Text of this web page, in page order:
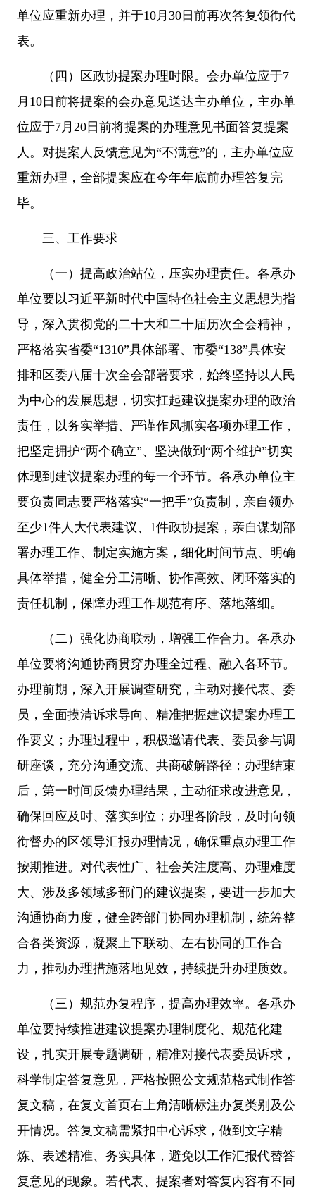
单位应重新办理，并于10月30日前再次答复领衔代
表。
（四）区政协提案办理时限。会办单位应于7
月10日前将提案的会办意见送达主办单位，主办单
位应于7月20日前将提案的办理意见书面答复提案
人。对提案人反馈意见为“不满意”的，主办单位应
重新办理，全部提案应在今年年底前办理答复完
毕。
三、工作要求
（一）提高政治站位，压实办理责任。各承办
单位要以习近平新时代中国特色社会主义思想为指
导，深入贯彻党的二十大和二十届历次全会精神，
严格落实省委“1310”具体部署、市委“138”具体安
排和区委八届十次全会部署要求，始终坚持以人民
为中心的发展思想，切实扛起建议提案办理的政治
责任，以务实举措、严谨作风抓实各项办理工作，
把坚定拥护“两个确立”、坚决做到“两个维护”切实
体现到建议提案办理的每一个环节。各承办单位主
要负责同志要严格落实“一把手”负责制，亲自领办
至少1件人大代表建议、1件政协提案，亲自谋划部
署办理工作、制定实施方案，细化时间节点、明确
具体举措，健全分工清晰、协作高效、闭环落实的
责任机制，保障办理工作规范有序、落地落细。
（二）强化协商联动，增强工作合力。各承办
单位要将沟通协商贯穿办理全过程、融入各环节。
办理前期，深入开展调查研究，主动对接代表、委
员，全面摸清诉求导向、精准把握建议提案办理工
作要义；办理过程中，积极邀请代表、委员参与调
研座谈，充分沟通交流、共商破解路径；办理结束
后，第一时间反馈办理结果，主动征求改进意见，
确保回应及时、落实到位；办理各阶段，及时向领
衔督办的区领导汇报办理情况，确保重点办理工作
按期推进。对代表性广、社会关注度高、办理难度
大、涉及多领域多部门的建议提案，要进一步加大
沟通协商力度，健全跨部门协同办理机制，统筹整
合各类资源，凝聚上下联动、左右协同的工作合
力，推动办理措施落地见效，持续提升办理质效。
（三）规范办复程序，提高办理效率。各承办
单位要持续推进建议提案办理制度化、规范化建
设，扎实开展专题调研，精准对接代表委员诉求，
科学制定答复意见，严格按照公文规范格式制作答
复文稿，在复文首页右上角清晰标注办复类别及公
开情况。答复文稿需紧扣中心诉求，做到文字精
炼、表述精准、务实具体，避免以工作汇报代替答
复意见的现象。若代表、提案者对答复内容有不同